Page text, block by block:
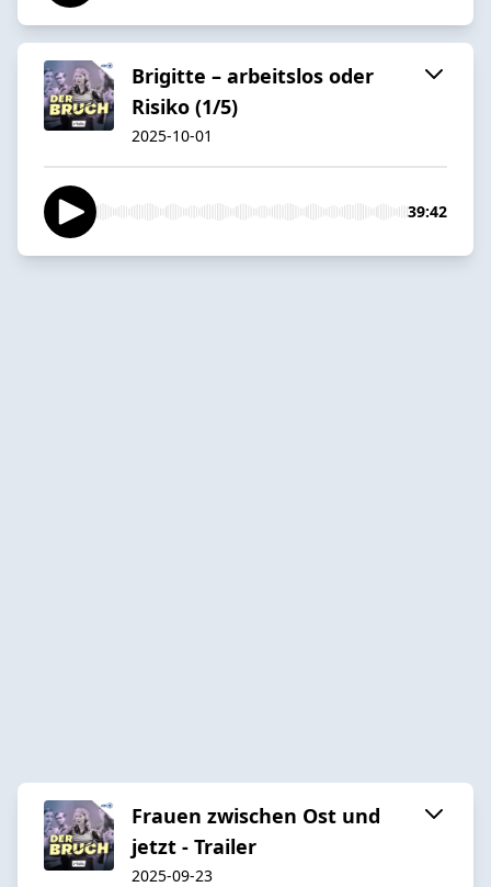
Brigitte – arbeitslos oder
Risiko (1/5)
2025-10-01
39:42
Frauen zwischen Ost und
jetzt - Trailer
2025-09-23